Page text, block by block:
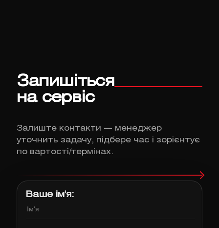
Запишіться
на сервіс
Залиште контакти — менеджер
уточнить задачу, підбере час і зорієнтує
по вартості/термінах.
Ваше ім'я: